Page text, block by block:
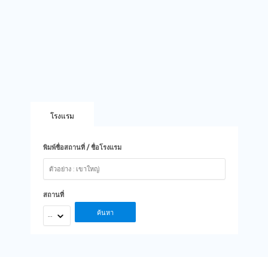
โรงแรม
พิมพ์ชื่อสถานที่ / ชื่อโรงแรม
สถานที่
-- ค้นหา